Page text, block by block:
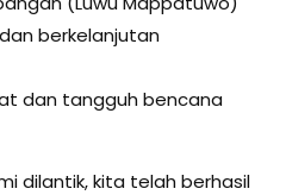
berkelanjutan
dan tangguh bencana
dilantik, kita telah berhasil